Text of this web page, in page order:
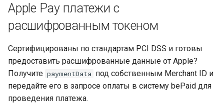
Apple Pay платежи с
расшифрованным токеном
Сертифицированы по стандартам PCI DSS и готовы
предоставить расшифрованные данные от Apple?
Получите paymentData под собственным Merchant ID и
передайте его в запросе оплаты в систему bePaid для
проведения платежа.